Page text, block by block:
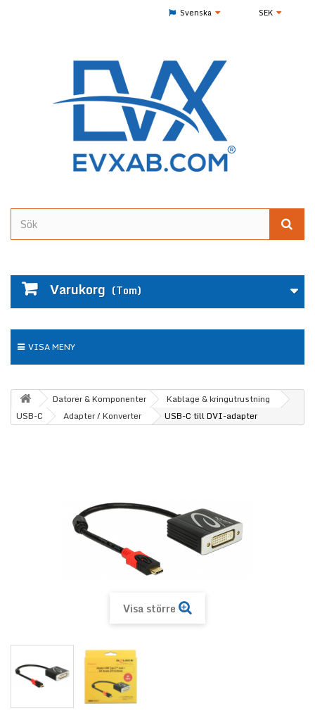
SEK
Svenska
Varukorg (Tom)
VISA MENY
Datorer & Komponenter
Kablage & kringutrustning
USB-C
Adapter / Konverter USB-C till DVI-adapter
Visa större